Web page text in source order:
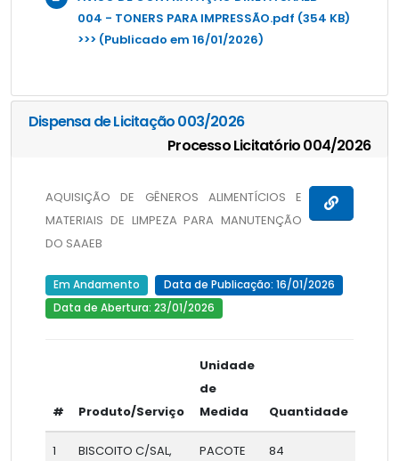
004 - TONERS PARA IMPRESSÃO.pdf (354 KB)
>>> (Publicado em 16/01/2026)
Dispensa de Licitação 003/2026
Processo Licitatório 004/2026
AQUISIÇÃO DE GÊNEROS ALIMENTÍCIOS E
MATERIAIS DE LIMPEZA PARA MANUTENÇÃO
DO SAAEB
Em Andamento
Data de Publicação: 16/01/2026
Data de Abertura: 23/01/2026
# Produto/Serviço
Unidade
de
Medida
Quantidade
1
BISCOITO C/SAL,
PACOTE 84